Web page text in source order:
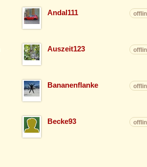
Andal111
Auszeit123
Bananenflanke
Becke93